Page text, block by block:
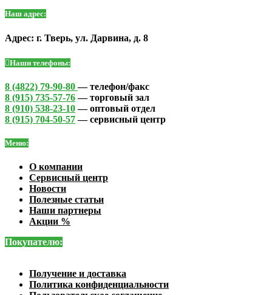
Наш адрес:
Адрес: г. Тверь, ул. Дарвина, д. 8
Наши телефоны:
8 (4822) 79-90-80— телефон/факс
8 (915) 735-57-76— торговый зал
8 (910) 538-23-10— оптовый отдел
8 (915) 704-50-57— сервисный центр
Меню:
О компании
Сервисный центр
Новости
Полезные статьи
Наши партнеры
Акции %
Покупателю:
Получение и доставка
Политика конфиденциальности